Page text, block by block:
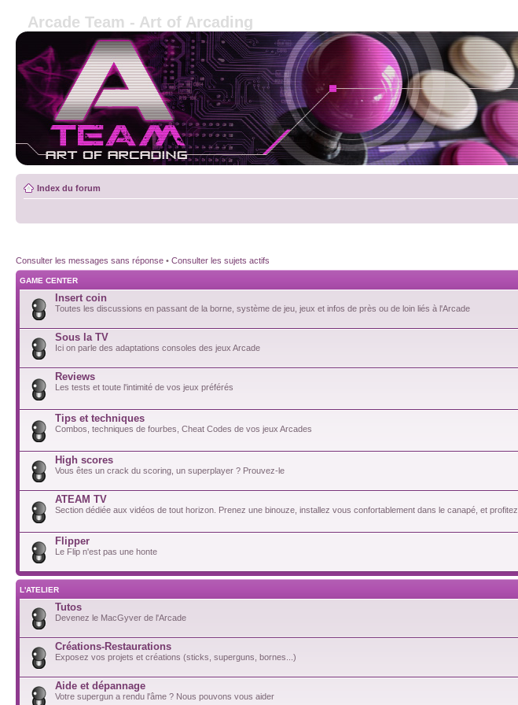
Arcade Team - Art of Arcading
Index du forum
Consulter les messages sans réponse • Consulter les sujets actifs
GAME CENTER
Insert coin
Toutes les discussions en passant de la borne, système de jeu, jeux et infos de près ou de loin liés à l'Arcade
Sous la TV
Ici on parle des adaptations consoles des jeux Arcade
Reviews
Les tests et toute l'intimité de vos jeux préférés
Tips et techniques
Combos, techniques de fourbes, Cheat Codes de vos jeux Arcades
High scores
Vous êtes un crack du scoring, un superplayer ? Prouvez-le
ATEAM TV
Section dédiée aux vidéos de tout horizon. Prenez une binouze, installez vous confortablement dans le canapé, et profitez.
Flipper
Le Flip n'est pas une honte
L'ATELIER
Tutos
Devenez le MacGyver de l'Arcade
Créations-Restaurations
Exposez vos projets et créations (sticks, superguns, bornes...)
Aide et dépannage
Votre supergun a rendu l'âme ? Nous pouvons vous aider